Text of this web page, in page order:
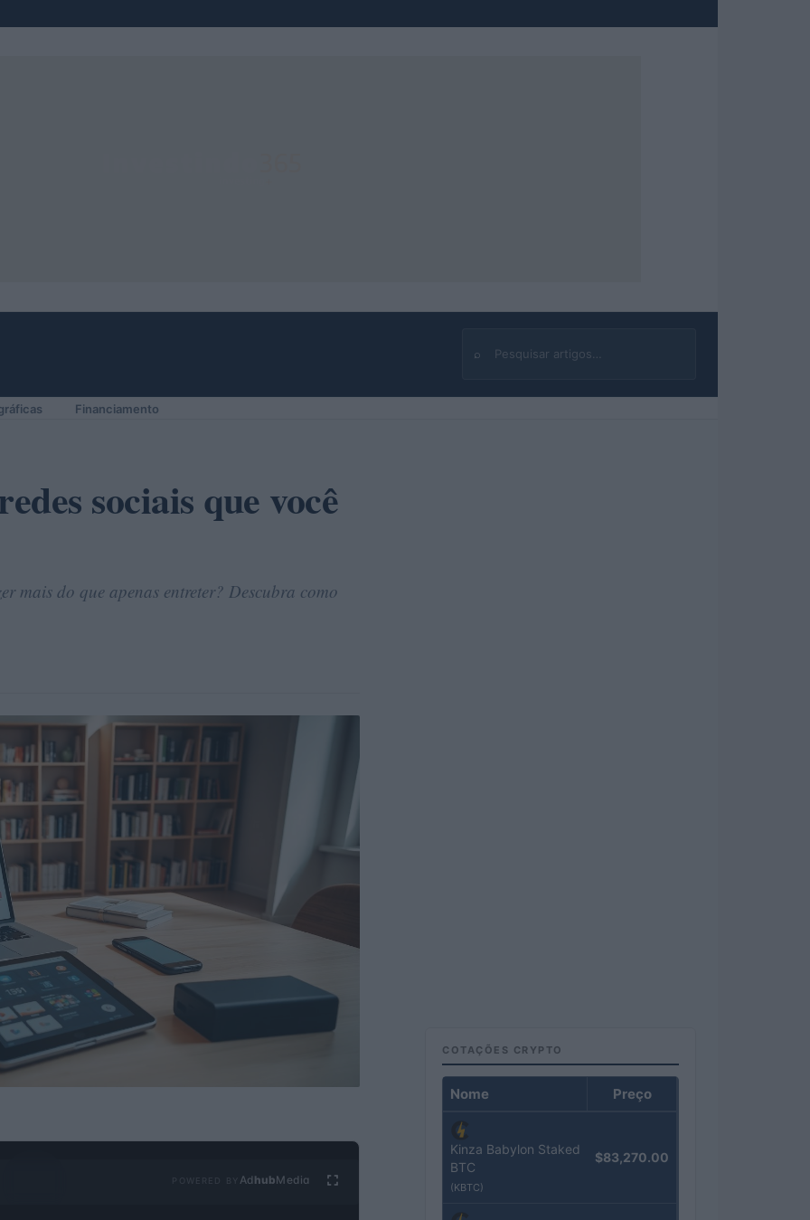
⌕
Buscar
Financiamento
sociais que você
mais do que apenas entreter? Descubra como
Ad hubMedia
COTAÇÕES CRYPTO
Nome Preço
Kinza Babylon Staked
BTC
(KBTC)
$83,270.00